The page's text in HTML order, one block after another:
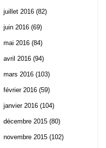
juillet 2016 (82)
juin 2016 (69)
mai 2016 (84)
avril 2016 (94)
mars 2016 (103)
février 2016 (59)
janvier 2016 (104)
décembre 2015 (80)
novembre 2015 (102)